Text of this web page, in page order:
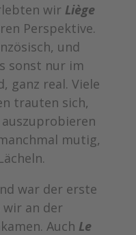
wir Liège
Perspektive.
und
sonst nur im
ganz real. Viele
trauten sich,
mutig,
war der erste
an der
Auch Le